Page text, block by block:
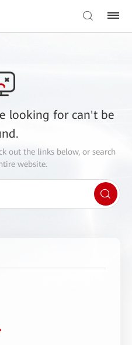
looking for can't be
out the links below, or search
website.